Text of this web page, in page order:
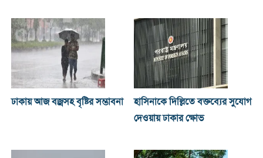
ঢাকায় আজ বজ্রসহ বৃষ্টির সম্ভাবনা
হাসিনাকে দিল্লিতে বক্তব্যের সুযোগ
দেওয়ায় ঢাকার ক্ষোভ